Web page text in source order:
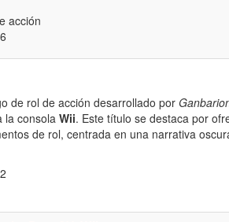
acción
de rol de acción desarrollado por
la consola Wii. Este título se destaca por
de rol, centrada en una narrativa